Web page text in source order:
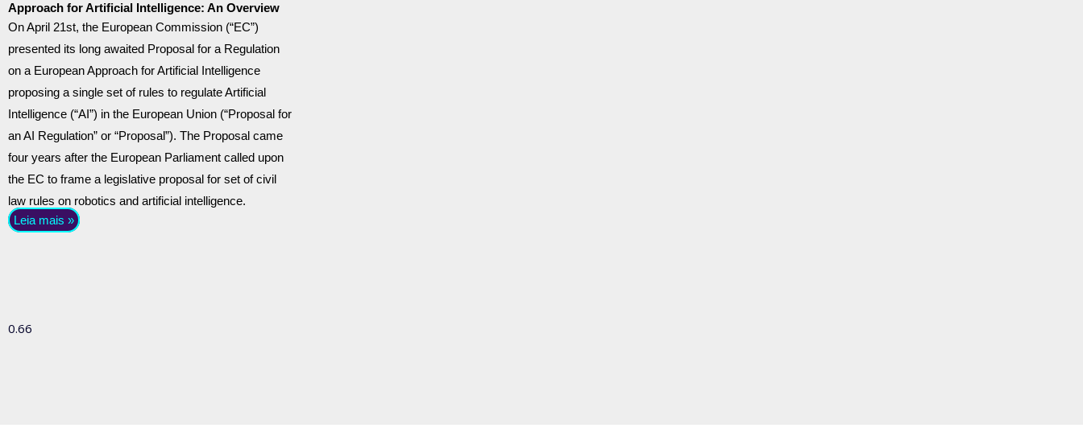
Approach for Artificial Intelligence: An Overview
On April 21st, the European Commission (“EC”)
presented its long awaited Proposal for a Regulation
on a European Approach for Artificial Intelligence
proposing a single set of rules to regulate Artificial
Intelligence (“AI”) in the European Union (“Proposal for
an AI Regulation” or “Proposal”). The Proposal came
four years after the European Parliament called upon
the EC to frame a legislative proposal for set of civil
law rules on robotics and artificial intelligence.
Leia mais »